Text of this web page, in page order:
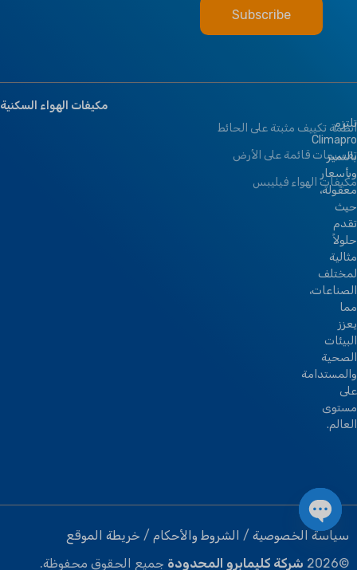
تلتزم
Climapro
بالتميز
وبأسعار
معقولة،
حيث
تقدم
حلولاً
مثالية
لمختلف
الصناعات،
مما
يعزز
البيئات
الصحية
والمستدامة
على
مستوى
العالم.
مكيفات الهواء السكنية
أنظمة تكييف مثبتة على الحائط
تقسيمات قائمة على الأرض
مكيفات الهواء فيليبس
سياسة الخصوصية / الشروط والأحكام / خريطة الموقع
©
2026 شركة كليمابرو المحدودة جميع الحقوق محفوظة.
دردشة مفتوحة